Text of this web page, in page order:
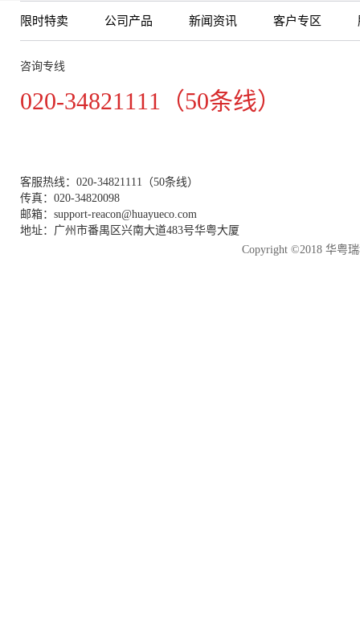
细胞培养瓶
More
限时特卖 公司产品 新闻资讯 客户专区
咨询专线
020-34821111（50条线）
客服热线：020-34821111（50条线）
传真：020-34820098
邮箱：support-reacon@huayueco.com
地址：广州市番禺区兴南大道483号华粤大厦
Copyright ©2018 华粤